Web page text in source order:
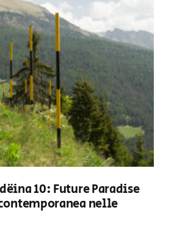
10: Future Paradise
nelle